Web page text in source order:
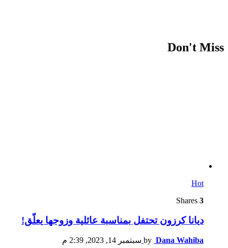
Don't Miss
Hot
3
ديانا كرزون تحتفل بمناسبة عائلية وزوجها يعلّق!
by Dana Wahiba سبتمبر 14, 2023, 2:39 م